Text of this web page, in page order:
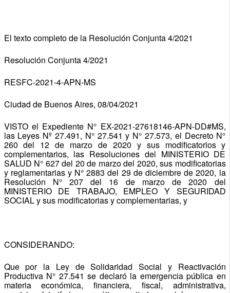
El texto completo de la Resolución Conjunta 4/2021
Resolución Conjunta 4/2021
RESFC-2021-4-APN-MS
Ciudad de Buenos Aires, 08/04/2021
VISTO el Expediente N° EX-2021-27618146-APN-DD#MS,
las Leyes Nº 27.491, N° 27.541 y N° 27.573, el Decreto N°
260 del 12 de marzo de 2020 y sus modificatorios y
complementarios, las Resoluciones del MINISTERIO DE
SALUD N° 627 del 20 de marzo del 2020, sus modificatorias
y reglamentarias y N° 2883 del 29 de diciembre de 2020, la
Resolución N° 207 del 16 de marzo de 2020 del
MINISTERIO DE TRABAJO, EMPLEO Y SEGURIDAD
SOCIAL y sus modificatorias y complementarias, y
CONSIDERANDO:
Que por la Ley de Solidaridad Social y Reactivación
Productiva N° 27.541 se declaró la emergencia pública en
materia económica, financiera, fiscal, administrativa,